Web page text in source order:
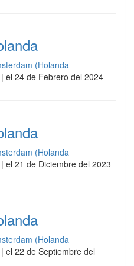
(Holanda
| el 24 de Febrero del 2024
(Holanda
| el 21 de Diciembre del 2023
(Holanda
| el 22 de Septiembre del